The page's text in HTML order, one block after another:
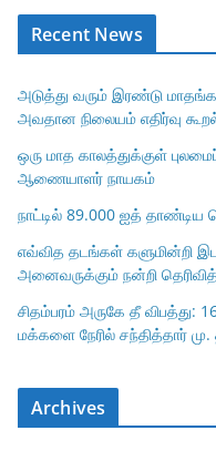
Recent News
அடுத்து வரும் இரண்டு
அவதான நிலையம் எதிர்வு
ஒரு மாத காலத்துக்குள்
ஆணையாளர் நாயகம்
நாட்டில் 89.000 ஐத்
எவ்வித தடங்கள் களுமின்றி
அனைவருக்கும் நன்றி
சிதம்பரம் அருகே தீ விபத்து:
மக்களை நேரில் சந்தித்தார்
Archives